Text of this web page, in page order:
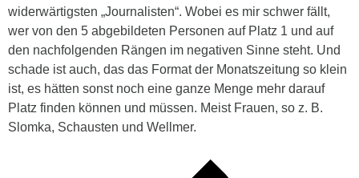
widerwärtigsten „Journalisten“. Wobei es mir schwer fällt,
wer von den 5 abgebildeten Personen auf Platz 1 und auf
den nachfolgenden Rängen im negativen Sinne steht. Und
schade ist auch, das das Format der Monatszeitung so klein
ist, es hätten sonst noch eine ganze Menge mehr darauf
Platz finden können und müssen. Meist Frauen, so z. B.
Slomka, Schausten und Wellmer.